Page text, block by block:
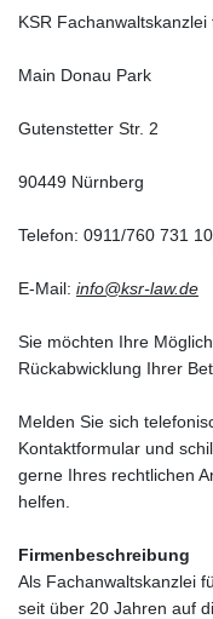
KSR
Main Donau Park
Gutenstetter Str. 2
90449 Nürnberg
Telefon: 0911/760 731 10
E-Mail: info@ksr-law.de
Sie möchten Ihre
Rückabwicklung Ihrer
Melden Sie sich
Kontaktformular und
gerne Ihres rechtlichen
helfen.
Firmenbeschreibung
Als Fachanwaltskanzlei
seit über 20 Jahren auf